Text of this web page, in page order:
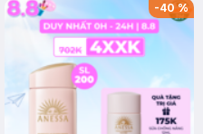
-40%